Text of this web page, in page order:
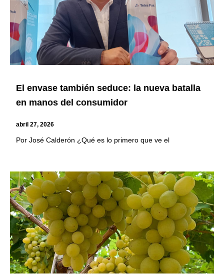
El envase también seduce: la nueva batalla
en manos del consumidor
abril 27, 2026
Por José Calderón ¿Qué es lo primero que ve el